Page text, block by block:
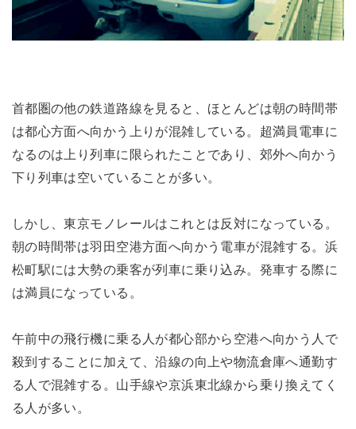
首都圏の他の鉄道路線を見ると、ほとんどは朝の時間帯
は都心方面へ向かう上りが混雑している。超満員電車に
なるのは上り列車に限られたことであり、郊外へ向かう
下り列車は空いていることが多い。
しかし、東京モノレールはこれとは反対になっている。
朝の時間帯は羽田空港方面へ向かう電車が混雑する。浜
松町駅には大勢の乗客が列車に乗り込み。発車する際に
は満員になっている。
午前中の飛行機に乗る人が都心部から空港へ向かう人で
殺到することに加えて、沿線の向上や物流倉庫へ通勤す
る人で混雑する。山手線や京浜東北線から乗り換えてく
る人が多い。